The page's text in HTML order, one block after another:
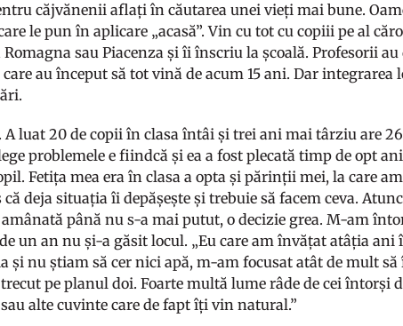
căjvănenii aflați în căutarea unei vieți mai bune.
le pun în aplicare „acasă”. Vin cu tot cu copiii pe al
sau Piacenza și îi înscriu la școală. Profesorii au
au început să tot vină de acum 15 ani. Dar integrarea
A luat 20 de copii în clasa întâi și trei ani mai târziu are
problemele e fiindcă și ea a fost plecată timp de opt
Fetița mea era în clasa a opta și părinții mei, la care
deja situația îi depășește și trebuie să facem ceva.
până nu s-a mai putut, o decizie grea. M-am
un an nu și-a găsit locul. „Eu care am învățat atâția ani
și nu știam să cer nici apă, m-am focusat atât de mult
pe planul doi. Foarte multă lume râde de cei întorși
alte cuvinte care de fapt îți vin natural.”